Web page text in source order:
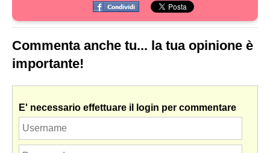
Commenta anche tu... la tua opinione è
importante!
E' necessario effettuare il login per commentare